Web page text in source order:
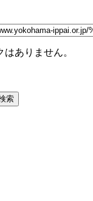
ありません。